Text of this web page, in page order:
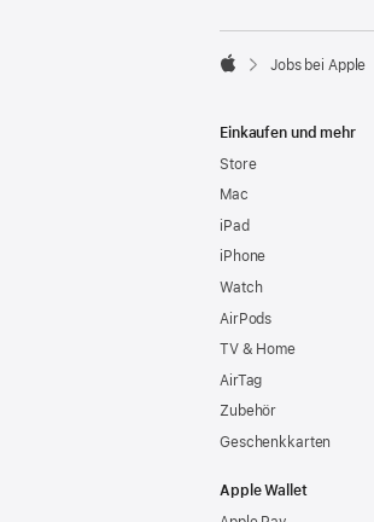

Jobs bei Apple
Einkaufen und mehr
Store
Mac
iPad
iPhone
Watch
AirPods
TV & Home
AirTag
Zubehör
Geschenkkarten
Apple Wallet